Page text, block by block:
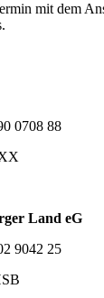
mit dem
0708 88
Land eG
9042 25